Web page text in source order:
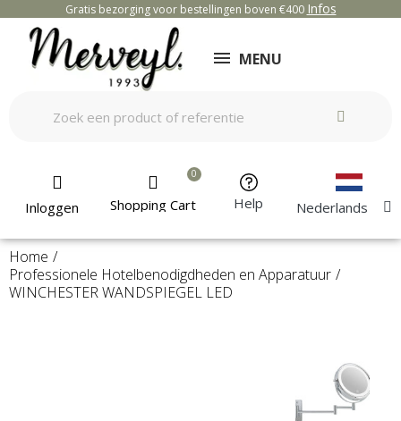
Gratis bezorging voor bestellingen boven €400 Infos
MENU
Inloggen Shopping Cart Help Nederlands
Home
Professionele Hotelbenodigdheden en Apparatuur
WINCHESTER WANDSPIEGEL LED